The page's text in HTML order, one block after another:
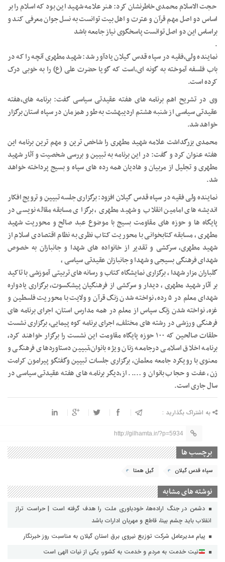
حجت الاسلام محمدی خاطرنشان کرد: هنر علامه شهید این بود که اسلام را بر
اساس دو اصل مهم قرآن و عترت و اهل بیت توانست به نسل جوان معرفی کند و
براساس این دو اصل توانست پاسخگوی نیاز جامعه باشد
.
نماینده ولی،فقیه در سپاه قدس گیلان یادآور شد: شهید مطهری آنچه را که در
باب فلسفه آموخته به گونه ای،است که گویا حضرت علی (ع) را به خوبی درک
کرده است.
وی در تشریح اهم برنامه های هفته عقیدتی سیاسی گفت: برنامه های،هفته
عقیدتی سیاسی از شنبه هشتم اردیبهشت به طور همزمان در سپاه استان برگزار
خواهد شد.
محمدی بزرگداشت علامه شهید مطهری را شاخص ترین و مهم ترین برنامه این
هفته عنوان کرد و گفت: در این برنامه به تبیین و بررسی شخصیت و آثار شهید
مطهری و تجلیل از مربیان و هادیان همه رده های سپاه و بسیج پرداخته خواهد
شد.
نماینده ولی فقیه در سپاه قدس گیلان افزود: برگزاری جلسه تبیین و ترویج افکار
اندیشه های امامین انقلاب و شهید مطهری ، برگزا ی مسابقه مقاله نویسی در
پایگاه ها و حوزه های مقاومت بسیج با موضوع عبد صالح و محوریت شهید
مطهری ، مسابقه کتابخوانی با محوریت کتاب نظری به نظام اقتصادی اسلام از
شهید مطهری، سرکشی و تقدیر از خانواده های شهدا و جانبازان به خصوص
شهدای فرهنگی بسیجی و شهدا و جانبازان عقیدتی سیاسی ،
گلباران مزار شهدا ، برگزاری نمایشگاه کتاب و رسانه های تربیتی آموزشی با تاکید
بر آثار شهید مطهری ، دیدار و سرکشی از فرهنگیان پیشکسوت، برگزاری یادواره
شهدای معلم در ۵ رده، نواخته شدن زنگ قرآن و ولایت با محوریت فلسطین و
غزه، نواخته شدن زنگ سپاس از معلم در همه مدارس استان، اجرای برنامه های
فرهنگی ورزشی در رشته های مختلف، اجرای برنامه کوه پیمایی، برگزاری نشست
حلقات صالحین که ۱۰۰ حوزه پایگاه مقاومت این نشست را برگزار خواهند کرد،
برنامه اخلاق اسلامی درجامعه زنان ویژه بانوان،‌تبیین دستاوردهای فرهنگی و
معنوی با رویکرد جامعه معلمان، برگزاری جلسات تبیین وگفتگو پیرامون کرامت
زن، عفت و حجاب بانوان و ….. از،دیگر برنامه های هفته عقیدتی سیاسی در
سال جاری است.
به اشتراک بگذارید :
http://gilhamta.ir/?p=5934
برچسب ها
سپاه قدس گیلان گیل همتا
نوشته های مشابه
دشمن در جنگ اراده‌ها، خودباوری ملت را هدف گرفته است | حراست تراز
انقلاب باید چشم بینا، قاطع و مهربان ادارات باشد
پیام مدیرعامل شرکت توزیع نیروی برق استان گیلان به مناسبت روز خبرنگار ‌
نیت خدمت به مردم و خدمت به کشور، یکی از نیات الهی است